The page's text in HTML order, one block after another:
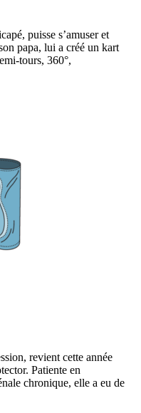
puisse s’amuser et
papa, lui a créé un kart
tours, 360°,
revient cette année
Patiente en
chronique, elle a eu de